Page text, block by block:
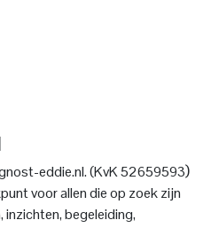
eddie.nl. (KvK 52659593)
voor allen die op zoek zijn
begeleiding,